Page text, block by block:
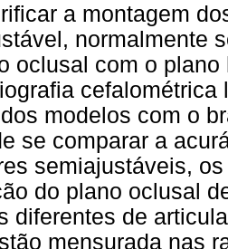
a montagem
normalmente
oclusal com o
modelos com o
se comparar a
semiajustáveis,
do plano oclusal
diferentes de
mensurada nas